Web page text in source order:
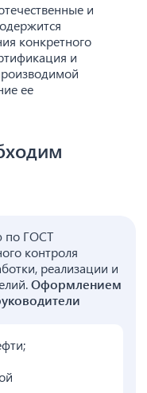
и
конкретного
и
ее
по ГОСТ
контроля
реализации и
Оформлением